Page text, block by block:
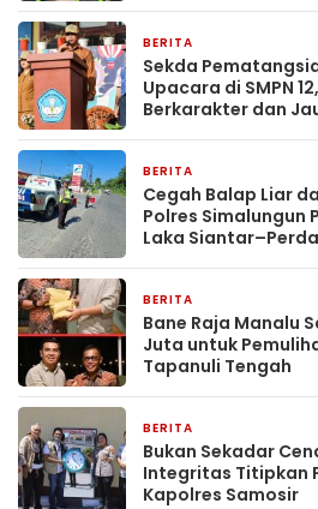
BERITA
Sekda
Upacara di SMPN
Berkarakter dan
BERITA
Cegah Balap Liar
Polres Simalungun
Laka
BERITA
Bane Raja Manalu
Juta untuk
Tapanuli Tengah
BERITA
Bukan Sekadar
Integritas Titipkan
Kapolres Samosir